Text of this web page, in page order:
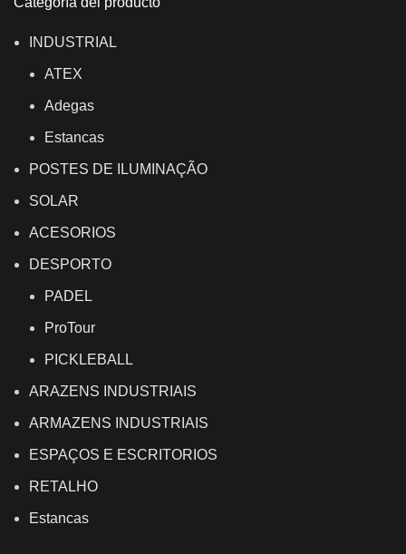
INDUSTRIAL
ATEX
Adegas
Estancas
POSTES DE ILUMINAÇÃO
SOLAR
ACESORIOS
DESPORTO
PADEL
ProTour
PICKLEBALL
ARAZENS INDUSTRIAIS
ARMAZENS INDUSTRIAIS
ESPAÇOS E ESCRITORIOS
RETALHO
Estancas